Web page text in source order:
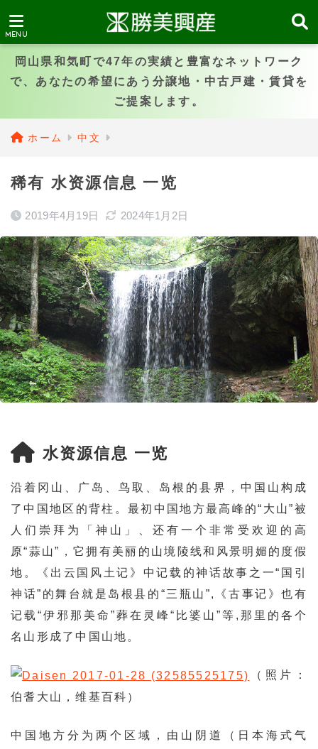
岡山県和気町で47年の実績と豊富なネットワーク
で、あなたの希望にあう分譲地・中古戸建・賃貸を
ご提案します。
ホーム 中文
稀有 水资源信息 一览
2019年4月19日 2024年1月2日
水资源信息 一览
沿着冈山、广岛、鸟取、岛根的县界，中国山构成
了中国地区的背柱。最初中国地方最高峰的“大山”被
人们崇拜为「神山」、还有一个非常受欢迎的高
原“蒜山”，它拥有美丽的山境陵线和风景明媚的度假
地。《出云国风土记》中记载的神话故事之一“国引
神话”的舞台就是岛根县的“三瓶山”,《古事记》也有
记载“伊邪那美命”葬在灵峰“比婆山”等,那里的各个
名山形成了中国山地。
（照片：
伯耆大山，维基百科）
中国地方分为两个区域，由山阴道（日本海式气